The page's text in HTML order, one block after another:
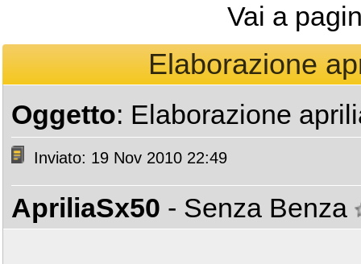
Vai a
Elaborazione
Oggetto: Elaborazione
Inviato: 19 Nov 2010 22:49
ApriliaSx50 - Senza Benza